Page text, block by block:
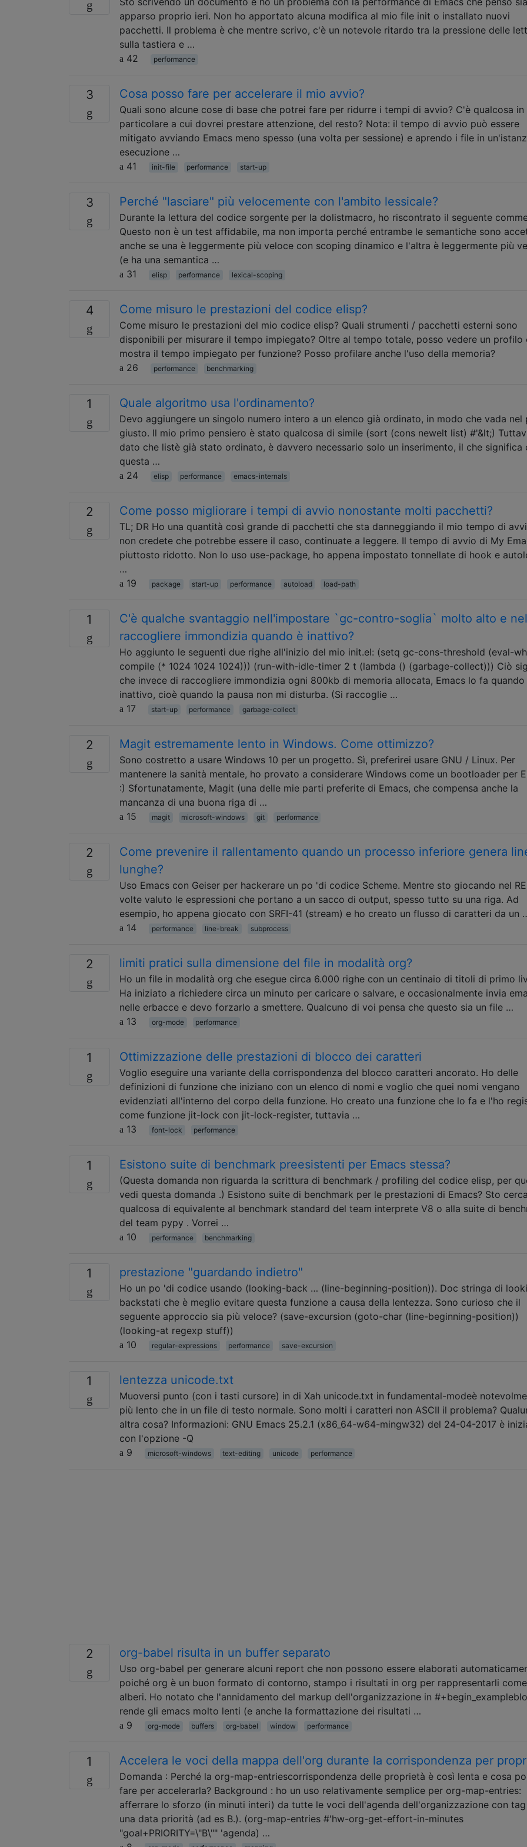
apparso proprio ieri. Non ho apportato alcuna modifica al mio file init o installato nuovi
pacchetti. Il problema è che mentre scrivo, c'è un notevole ritardo tra la pressione delle
sulla tastiera e …
42
performance
3 Cosa posso fare per accelerare il mio avvio?
Quali sono alcune cose di base che potrei fare per ridurre i tempi di avvio? C'è qualcosa in
particolare a cui dovrei prestare attenzione, del resto? Nota: il tempo di avvio può essere
mitigato avviando Emacs meno spesso (una volta per sessione) e aprendo i file in
esecuzione …
41
init-file performance start-up
3 Perché "lasciare" più velocemente con l'ambito lessicale?
Durante la lettura del codice sorgente per la dolistmacro, ho riscontrato il seguente
Questo non è un test affidabile, ma non importa perché entrambe le semantiche sono
anche se una è leggermente più veloce con scoping dinamico e l'altra è leggermente più
(e ha una semantica …
31
elisp performance lexical-scoping
4 Come misuro le prestazioni del codice elisp?
Come misuro le prestazioni del mio codice elisp? Quali strumenti / pacchetti esterni sono
disponibili per misurare il tempo impiegato? Oltre al tempo totale, posso vedere un profilo
mostra il tempo impiegato per funzione? Posso profilare anche l'uso della memoria?
26
performance benchmarking
1 Quale algoritmo usa l'ordinamento?
Devo aggiungere un singolo numero intero a un elenco già ordinato, in modo che vada nel
giusto. Il mio primo pensiero è stato qualcosa di simile (sort (cons newelt list) #'&lt;)
dato che listè già stato ordinato, è davvero necessario solo un inserimento, il che significa
questa …
24
elisp performance emacs-internals
2 Come posso migliorare i tempi di avvio nonostante molti pacchetti?
TL; DR Ho una quantità così grande di pacchetti che sta danneggiando il mio tempo di
non credete che potrebbe essere il caso, continuate a leggere. Il tempo di avvio di My
piuttosto ridotto. Non lo uso use-package, ho appena impostato tonnellate di hook e
…
19
package start-up performance autoload load-path
1
C'è qualche svantaggio nell'impostare `gc-contro-soglia` molto alto e nel
raccogliere immondizia quando è inattivo?
Ho aggiunto le seguenti due righe all'inizio del mio init.el: (setq gc-cons-threshold (eval-
compile (* 1024 1024 1024))) (run-with-idle-timer 2 t (lambda () (garbage-collect))) Ciò
che invece di raccogliere immondizia ogni 800kb di memoria allocata, Emacs lo fa quando
inattivo, cioè quando la pausa non mi disturba. (Si raccoglie …
17
start-up performance garbage-collect
2 Magit estremamente lento in Windows. Come ottimizzo?
Sono costretto a usare Windows 10 per un progetto. Sì, preferirei usare GNU / Linux. Per
mantenere la sanità mentale, ho provato a considerare Windows come un bootloader per
:) Sfortunatamente, Magit (una delle mie parti preferite di Emacs, che compensa anche la
mancanza di una buona riga di …
15
magit microsoft-windows git performance
2
Come prevenire il rallentamento quando un processo inferiore genera
lunghe?
Uso Emacs con Geiser per hackerare un po 'di codice Scheme. Mentre sto giocando nel
volte valuto le espressioni che portano a un sacco di output, spesso tutto su una riga. Ad
esempio, ho appena giocato con SRFI-41 (stream) e ho creato un flusso di caratteri da un
14
performance line-break subprocess
2 limiti pratici sulla dimensione del file in modalità org?
Ho un file in modalità org che esegue circa 6.000 righe con un centinaio di titoli di primo
Ha iniziato a richiedere circa un minuto per caricare o salvare, e occasionalmente invia
nelle erbacce e devo forzarlo a smettere. Qualcuno di voi pensa che questo sia un file …
13
org-mode performance
1 Ottimizzazione delle prestazioni di blocco dei caratteri
Voglio eseguire una variante della corrispondenza del blocco caratteri ancorato. Ho delle
definizioni di funzione che iniziano con un elenco di nomi e voglio che quei nomi vengano
evidenziati all'interno del corpo della funzione. Ho creato una funzione che lo fa e l'ho
come funzione jit-lock con jit-lock-register, tuttavia …
13
font-lock performance
1 Esistono suite di benchmark preesistenti per Emacs stessa?
(Questa domanda non riguarda la scrittura di benchmark / profiling del codice elisp, per
vedi questa domanda .) Esistono suite di benchmark per le prestazioni di Emacs? Sto
qualcosa di equivalente al benchmark standard del team interprete V8 o alla suite di
del team pypy . Vorrei …
10
performance benchmarking
1 prestazione "guardando indietro"
Ho un po 'di codice usando (looking-back … (line-beginning-position)). Doc stringa di
backstati che è meglio evitare questa funzione a causa della lentezza. Sono curioso che il
seguente approccio sia più veloce? (save-excursion (goto-char (line-beginning-position))
(looking-at regexp stuff))
10
regular-expressions performance save-excursion
1 lentezza unicode.txt
Muoversi punto (con i tasti cursore) in di Xah unicode.txt in fundamental-modeè
più lento che in un file di testo normale. Sono molti i caratteri non ASCII il problema?
altra cosa? Informazioni: GNU Emacs 25.2.1 (x86_64-w64-mingw32) del 24-04-2017 è
con l'opzione -Q
9
microsoft-windows text-editing unicode performance
2 org-babel risulta in un buffer separato
Uso org-babel per generare alcuni report che non possono essere elaborati
poiché org è un buon formato di contorno, stampo i risultati in org per rappresentarli come
alberi. Ho notato che l'annidamento del markup dell'organizzazione in
rende gli emacs molto lenti (e anche la formattazione dei risultati …
9
org-mode buffers org-babel window performance
1 Accelera le voci della mappa dell'org durante la corrispondenza per
Domanda : Perché la org-map-entriescorrispondenza delle proprietà è così lenta e cosa
fare per accelerarla? Background : ho un uso relativamente semplice per org-map-entries:
afferrare lo sforzo (in minuti interi) da tutte le voci dell'agenda dell'organizzazione con
una data priorità (ad es B.). (org-map-entries #'hw-org-get-effort-in-minutes
"goal+PRIORITY=\"B\"" 'agenda) …